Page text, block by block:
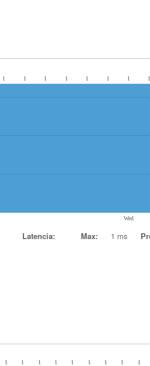
Wed
1 1 1 1 1 1 1
Latencia: Max: 1 ms
1 1 1 1 1 1 1 1 1